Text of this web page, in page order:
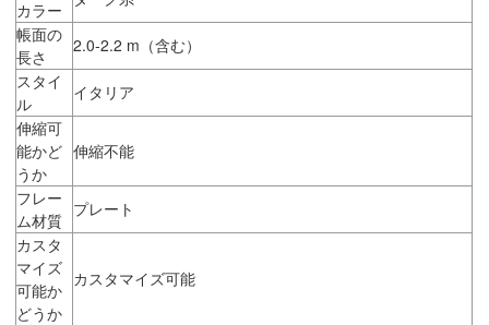
カラー
帳面の
長さ
2.0-2.2 m（含む）
スタイ
ル
イタリア
伸縮可
能かど
うか
伸縮不能
フレー
ム材質
プレート
カスタ
マイズ
可能か
どうか
カスタマイズ可能